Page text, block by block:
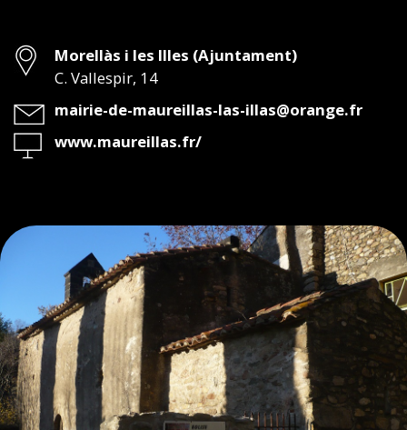
Dirección
Morellàs i les Illes (Ajuntament)
C. Vallespir, 14
Email
mairie-de-maureillas-las-illas@orange.fr
Web
www.maureillas.fr/